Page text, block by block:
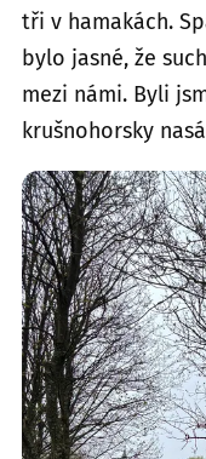
tři v hamakách.
bylo jasné, že
mezi námi. Byli
krušnohorsky